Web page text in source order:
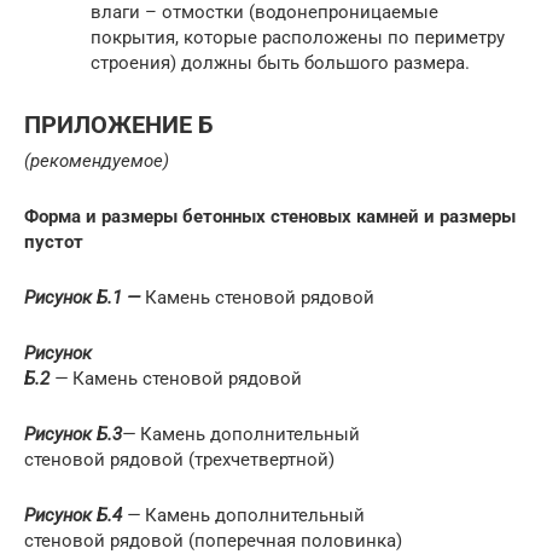
влаги – отмостки (водонепроницаемые
покрытия, которые расположены по периметру
строения) должны быть большого размера.
ПРИЛОЖЕНИЕ Б
(рекомендуемое)
Форма и размеры бетонных стеновых камней и размеры
пустот
Рисунок Б.1 —Камень стеновой рядовой
Рисунок
Б.2— Камень стеновой рядовой
Рисунок Б.3— Камень дополнительный
стеновой рядовой (трехчетвертной)
Рисунок Б.4— Камень дополнительный
стеновой рядовой (поперечная половинка)